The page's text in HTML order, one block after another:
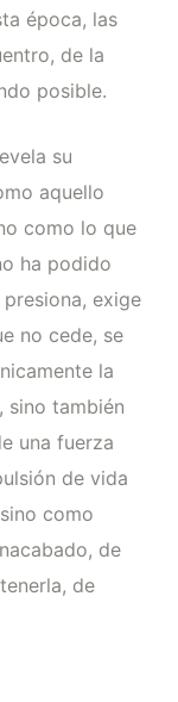
época, las
de la
posible.
su
aquello
como lo que
ha podido
exige
no cede, se
la
sino también
una fuerza
de vida
como
de
de